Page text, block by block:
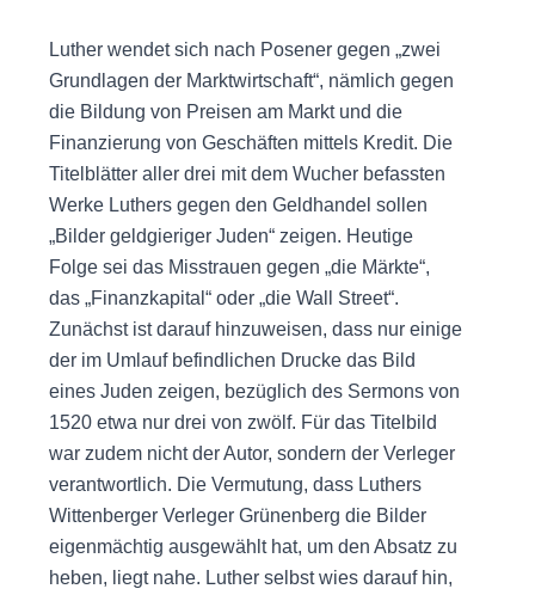
Luther wendet sich nach Posener gegen „zwei
Grundlagen der Marktwirtschaft“, nämlich gegen
die Bildung von Preisen am Markt und die
Finanzierung von Geschäften mittels Kredit. Die
Titelblätter aller drei mit dem Wucher befassten
Werke Luthers gegen den Geldhandel sollen
„Bilder geldgieriger Juden“ zeigen. Heutige
Folge sei das Misstrauen gegen „die Märkte“,
das „Finanzkapital“ oder „die Wall Street“.
Zunächst ist darauf hinzuweisen, dass nur einige
der im Umlauf befindlichen Drucke das Bild
eines Juden zeigen, bezüglich des Sermons von
1520 etwa nur drei von zwölf. Für das Titelbild
war zudem nicht der Autor, sondern der Verleger
verantwortlich. Die Vermutung, dass Luthers
Wittenberger Verleger Grünenberg die Bilder
eigenmächtig ausgewählt hat, um den Absatz zu
heben, liegt nahe. Luther selbst wies darauf hin,